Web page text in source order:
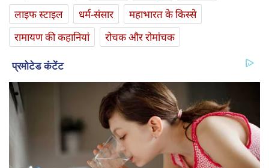
लाइफ स्‍टाइल
धर्म-संसार
महाभारत के किस्से
रामायण की कहानियां
रोचक और रोमांचक